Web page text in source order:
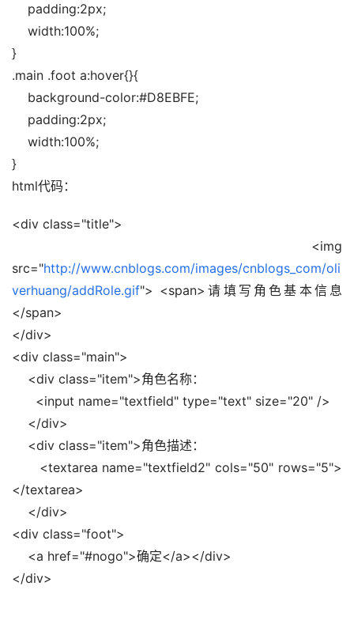
padding:2px;
width:100%;
}
.main .foot a:hover{}{
background-color:#D8EBFE;
padding:2px;
width:100%;
}
html代码：
<div class="title">
<img
src="http://www.cnblogs.com/images/cnblogs_com/oli
verhuang/addRole.gif"> <span>请填写角色基本信息
</span>
</div>
<div class="main">
<div class="item">角色名称：
<input name="textfield" type="text" size="20" />
</div>
<div class="item">角色描述：
<textarea name="textfield2" cols="50" rows="5">
</textarea>
</div>
<div class="foot">
<a href="#nogo">确定</a></div>
</div>